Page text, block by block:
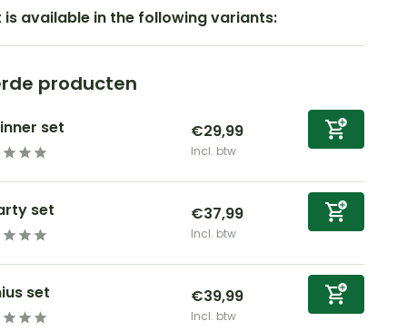
is available in the following variants:
producten
set €29,99
Incl. btw
set €37,99
Incl. btw
set €39,99
Incl. btw